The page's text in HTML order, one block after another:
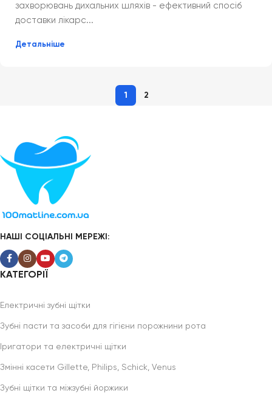
захворювань дихальних шляхів - ефективний спосіб
доставки лікарс...
Детальніше
1 2
НАШІ СОЦІАЛЬНІ МЕРЕЖІ:
КАТЕГОРІЇ
Електричні зубні щітки
Зубні пасти та засоби для гігієни порожнини рота
Іригатори та електричні щітки
Змінні касети Gillette, Philips, Schick, Venus
Зубні щітки та міжзубні йоржики